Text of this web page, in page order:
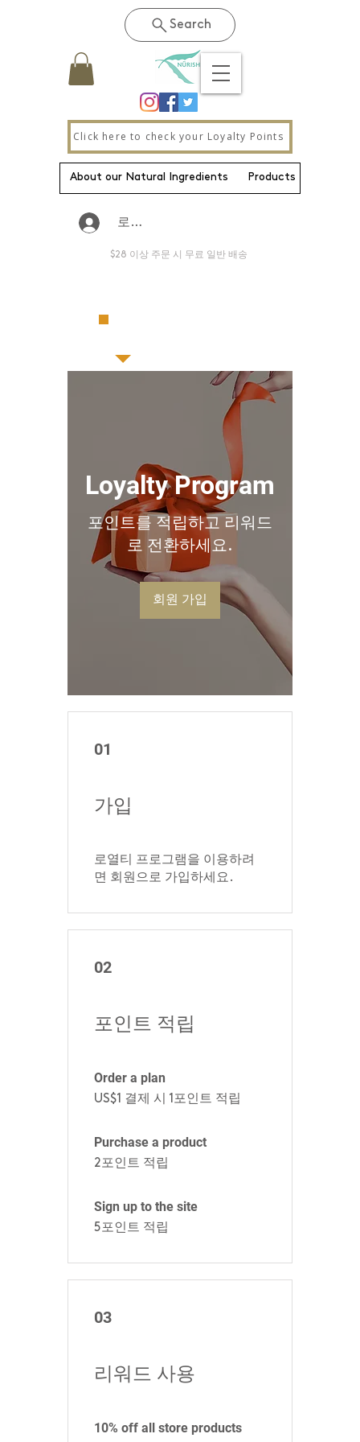
Search
Click here to check your Loyalty Points
About our Natural Ingredients Products
로그인
$28 이상 주문 시 무료 일반 배송
Loyalty Program
포인트를 적립하고 리워드
로 전환하세요.
회원 가입
01
가입
로열티 프로그램을 이용하려
면 회원으로 가입하세요.
02
포인트 적립
Order a plan
US$1 결제 시 1포인트 적립
Purchase a product
2포인트 적립
Sign up to the site
5포인트 적립
03
리워드 사용
10% off all store products